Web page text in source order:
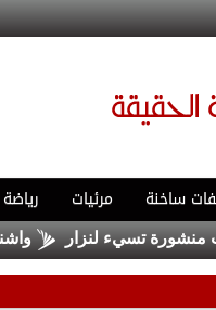
ساخنة مرئيات
تسيء لنزار واشنطن